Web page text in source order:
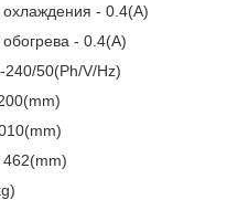
- 0.4(A)
- 0.4(A)
50(Ph/V/Hz)
462(mm)